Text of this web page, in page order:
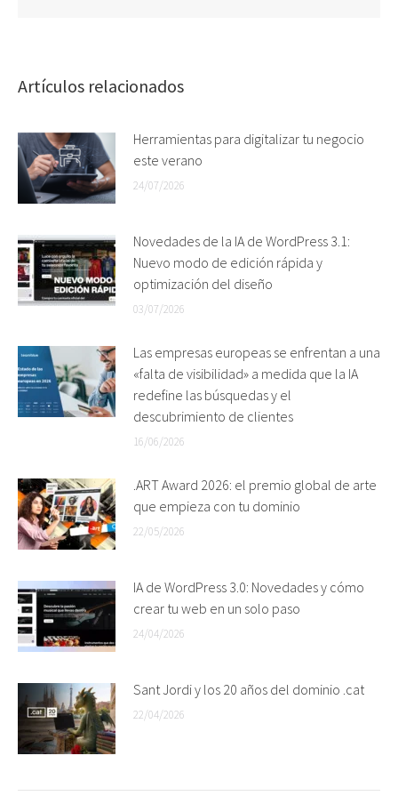
Artículos relacionados
Herramientas para digitalizar tu negocio
este verano
24/07/2026
Novedades de la IA de WordPress 3.1:
Nuevo modo de edición rápida y
optimización del diseño
03/07/2026
Las empresas europeas se enfrentan a una
«falta de visibilidad» a medida que la IA
redefine las búsquedas y el
descubrimiento de clientes
16/06/2026
.ART Award 2026: el premio global de arte
que empieza con tu dominio
22/05/2026
IA de WordPress 3.0: Novedades y cómo
crear tu web en un solo paso
24/04/2026
Sant Jordi y los 20 años del dominio .cat
22/04/2026